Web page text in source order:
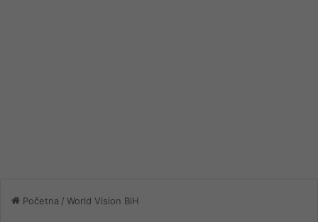
Početna / World Vision BiH